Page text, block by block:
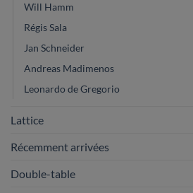
Will Hamm
Régis Sala
Jan Schneider
Andreas Madimenos
Leonardo de Gregorio
Lattice
Récemment arrivées
Double-table